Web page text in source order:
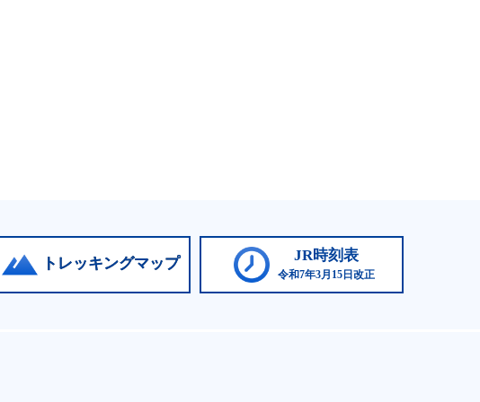
トレッキングマップ JR時刻表
令和7年3月15日改正